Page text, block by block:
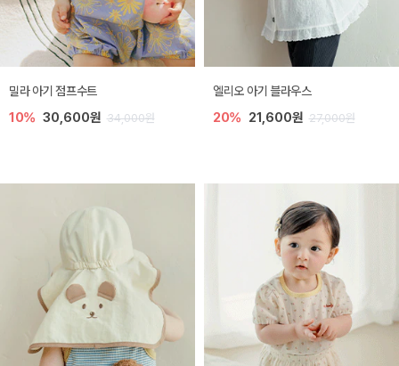
밀라 아기 점프수트
10% 30,600원 34,000원
엘리오 아기 블라우스
20% 21,600원 27,000원